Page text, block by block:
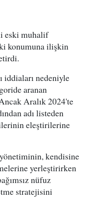
eski muhalif
konumuna ilişkin
iddiaları nedeniyle
aranan
Aralık 2024'te
adı listeden
eleştirilerine
kendisine
yerleştirirken
nüfuz
stratejisini